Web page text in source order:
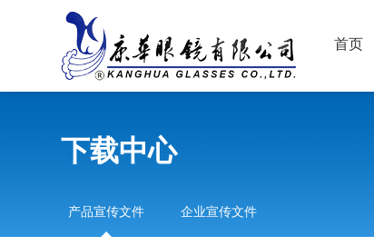
首页
下载中心
产品宣传文件 企业宣传文件